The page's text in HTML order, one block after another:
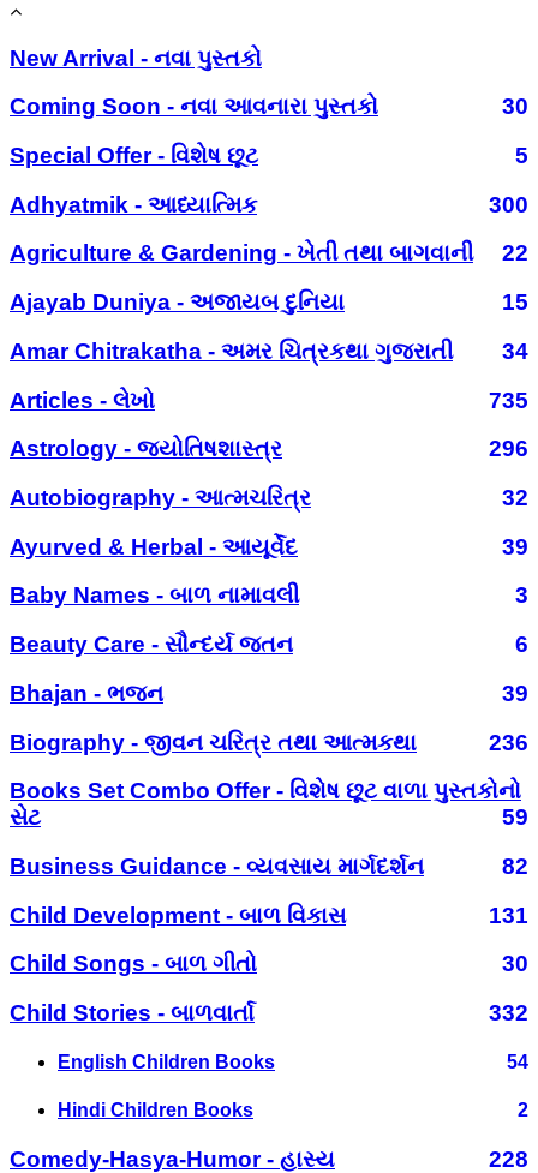
New Arrival - નવા પુસ્તકો
Coming Soon - નવા આવનારા પુસ્તકો
30
Special Offer - વિશેષ છૂટ
5
Adhyatmik - આધ્યાત્મિક
300
Agriculture & Gardening - ખેતી તથા બાગવાની
22
Ajayab Duniya - અજાયબ દુનિયા
15
Amar Chitrakatha - અમર ચિત્રકથા ગુજરાતી
34
Articles - લેખો
735
Astrology - જ્યોતિષશાસ્ત્ર
296
Autobiography - આત્મચરિત્ર
32
Ayurved & Herbal - આયૂર્વેદ
39
Baby Names - બાળ નામાવલી
3
Beauty Care - સૌન્દર્ય જતન
6
Bhajan - ભજન
39
Biography - જીવન ચરિત્ર તથા આત્મકથા
236
Books Set Combo Offer - વિશેષ છૂટ વાળા પુસ્તકોનો
સેટ
59
Business Guidance - વ્યવસાય માર્ગદર્શન
82
Child Development - બાળ વિકાસ
131
Child Songs - બાળ ગીતો
30
Child Stories - બાળવાર્તા
332
English Children Books 54
Hindi Children Books 2
Comedy-Hasya-Humor - હાસ્ય
228